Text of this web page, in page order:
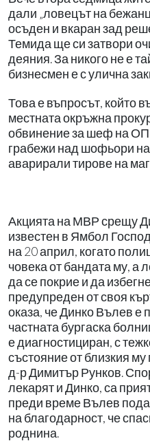
дали „ловецът на
осъден и вкаран зад
Темида ще си затвори
деяния. За никого не е
бизнесмен е с улична
Това е въпросът, който
местната окръжна
обвинение за шеф на
грабежи над шофьори
аварирали тирове на
Акцията на МВР срещу
известен в Ямбол
на 20 април, когато
човека от бандата му, а
да се покрие и да
предупреден от своя
оказа, че Динко Вълев е
частната бургаска
е диагностициран, с
състояние от близкия
д-р Димитър Рунков.
лекарят и Динко, са
преди време Вълев
на благодарност, че
роднина.